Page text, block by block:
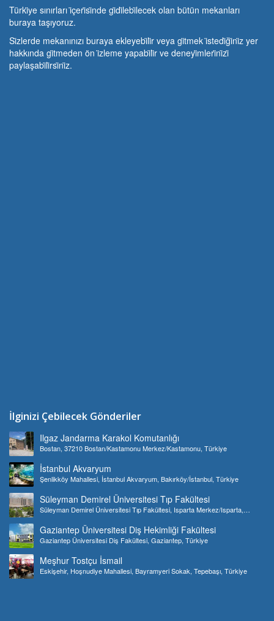
Türki̇ye sınırları i̇çeri̇si̇nde gi̇di̇lebi̇lecek olan bütün mekanları
buraya taşıyoruz.
Si̇zlerde mekanınızı buraya ekleyebi̇li̇r veya gi̇tmek i̇stedi̇ği̇ni̇z yer
hakkında gi̇tmeden ön i̇zleme yapabi̇li̇r ve deneyi̇mleri̇ni̇zi̇
paylaşabi̇li̇rsi̇ni̇z.
İlginizi Çebilecek Gönderiler
Ilgaz Jandarma Karakol Komutanlığı
Bostan, 37210 Bostan/Kastamonu Merkez/Kastamonu, Türkiye
İstanbul Akvaryum
Şenlikköy Mahallesi, İstanbul Akvaryum, Bakırköy/İstanbul, Türkiye
Süleyman Demirel Üniversitesi Tıp Fakültesi
Süleyman Demirel Üniversitesi Tıp Fakültesi, Isparta Merkez/Isparta,
Gaziantep Üniversitesi Diş Hekimliği Fakültesi
Gaziantep Üniversitesi Diş Fakültesi, Gaziantep, Türkiye
Meşhur Tostçu İsmail
Eskişehir, Hoşnudiye Mahallesi, Bayramyeri Sokak, Tepebaşı, Türkiye